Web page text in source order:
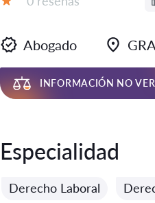
Abogado
INFORMACIÓN NO
Especialidad
Derecho Laboral